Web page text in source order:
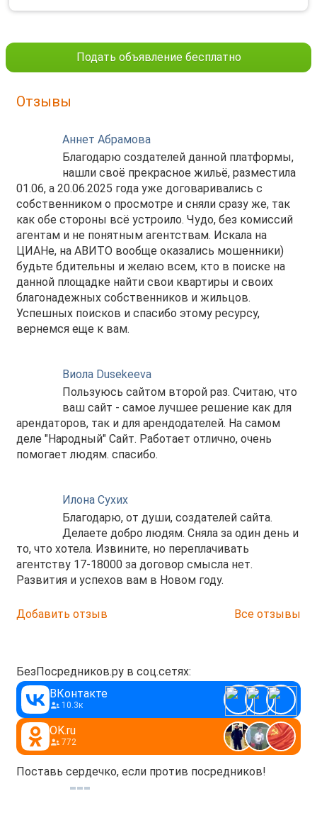
Подать объявление бесплатно
Отзывы
Аннет Абрамова
Благодарю создателей данной платформы,
нашли своё прекрасное жильё, разместила
01.06, а 20.06.2025 года уже договаривались с
собственником о просмотре и сняли сразу же, так
как обе стороны всё устроило. Чудо, без комиссий
агентам и не понятным агентствам. Искала на
ЦИАНе, на АВИТО вообще оказались мошенники)
будьте бдительны и желаю всем, кто в поиске на
данной площадке найти свои квартиры и своих
благонадежных собственников и жильцов.
Успешных поисков и спасибо этому ресурсу,
вернемся еще к вам.
Виола Dusekeeva
Пользуюсь сайтом второй раз. Считаю, что
ваш сайт - самое лучшее решение как для
арендаторов, так и для арендодателей. На самом
деле "Народный" Сайт. Работает отлично, очень
помогает людям. спасибо.
Илона Сухих
Благодарю, от души, создателей сайта.
Делаете добро людям. Сняла за один день и
то, что хотела. Извините, но переплачивать
агентству 17-18000 за договор смысла нет.
Развития и успехов вам в Новом году.
Добавить отзыв Все отзывы
БезПосредников.ру в соц.сетях:
ВКонтакте
10.3к
OK.ru
772
Поставь сердечко, если против посредников!